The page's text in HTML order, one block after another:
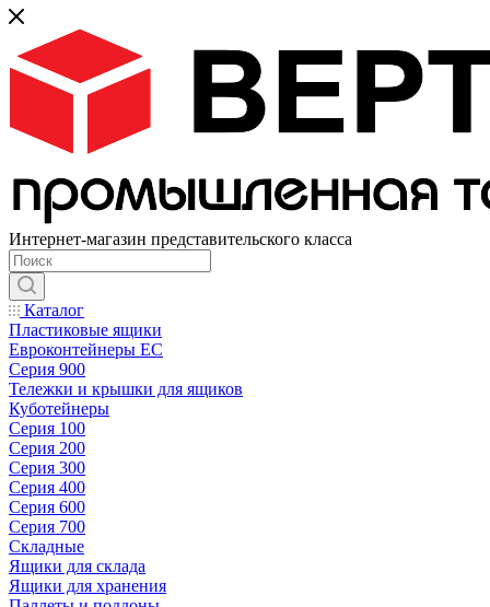
Интернет-магазин представительского класса
Каталог
Пластиковые ящики
Евроконтейнеры ЕС
Серия 900
Тележки и крышки для ящиков
Куботейнеры
Серия 100
Серия 200
Серия 300
Серия 400
Серия 600
Серия 700
Складные
Ящики для склада
Ящики для хранения